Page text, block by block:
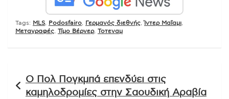
Tags: MLS Podosfairo Γερμανός διεθνής ,Ίντερ Μαΐαμι
Μεταγραφές Τίμο Βέρνερ, Τοτεναμ
άρθρων
Ο Πολ Πογκμπά επενδύει στις
καμηλοδρομίες στην Σαουδική Αραβία